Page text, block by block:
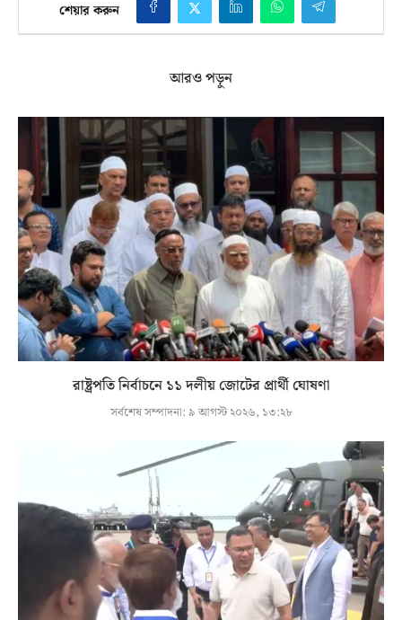
শেয়ার করুন
আরও পড়ুন
রাষ্ট্রপতি নির্বাচনে ১১ দলীয় জোটের প্রার্থী ঘোষণা
সর্বশেষ সম্পাদনা: ৯ আগস্ট ২০২৬, ১৩:২৮